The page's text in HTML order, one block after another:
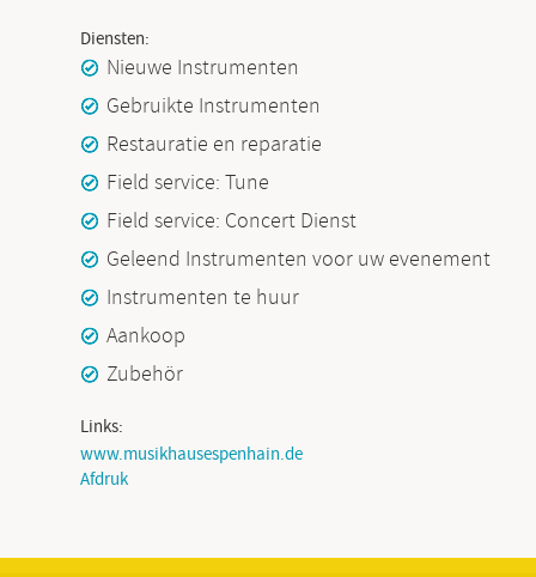
Diensten:
Nieuwe Instrumenten
Gebruikte Instrumenten
Restauratie en reparatie
Field service: Tune
Field service: Concert Dienst
Geleend Instrumenten voor uw evenement
Instrumenten te huur
Aankoop
Zubehör
Links:
www.musikhausespenhain.de
Afdruk